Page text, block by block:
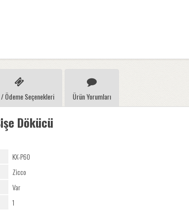
Ödeme Seçenekleri Ürün Yorumları
Dökücü
KX-P60
Zicco
Var
1